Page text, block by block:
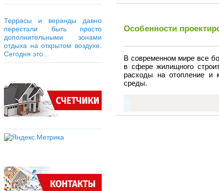
Террасы и веранды давно
перестали быть просто
дополнительными зонами
отдыха на открытом воздухе.
Сегодня это...
Особенности
В современном мире все
в сфере жилищного
расходы на отопление и
среды.